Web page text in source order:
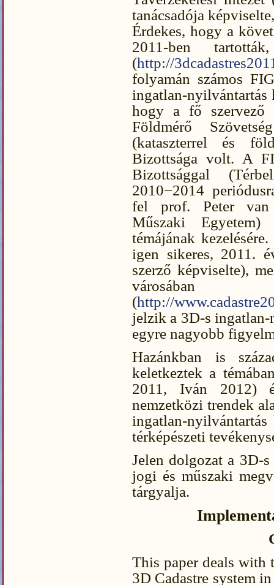
tanácsadója
Érdekes, hogy a
2011-ben
(http://
folyamán számos
ingatlan-
hogy a fő szervező
Földmérő
(kataszterrel és
Bizottsága volt. A
Bizottsággal
2010−2014
fel prof. Peter van
Műszaki Egyetem)
témájának
igen sikeres, 2011.
szerző képviselte),
(http://
jelzik a 3D-s
egyre nagyobb
Hazánkban is
keletkeztek a
2011, Iván 2012)
nemzetközi trendek
ingatlan-
térképészeti
Jelen dolgozat a 3D-
jogi és műszaki
tárgyalja.
This paper deals with
3D Cadastre system